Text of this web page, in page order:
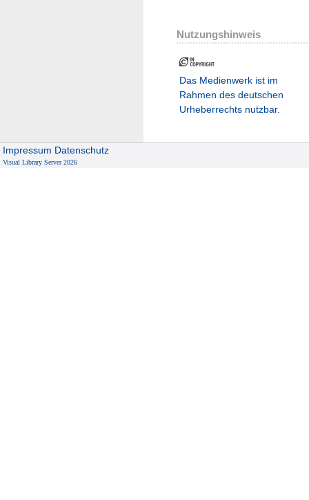
Nutzungshinweis
Das Medienwerk ist im
Rahmen des deutschen
Urheberrechts nutzbar.
Impressum Datenschutz
Visual Library Server 2026